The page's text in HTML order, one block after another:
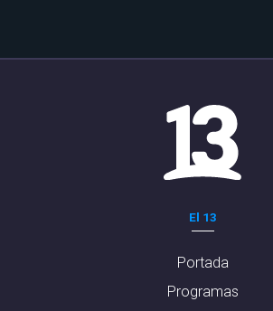
El 13
Portada
Programas